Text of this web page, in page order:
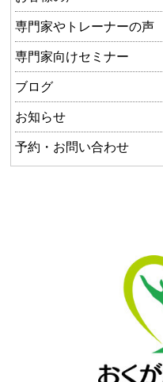
専門家やトレーナーの声
専門家向けセミナー
ブログ
お知らせ
予約・お問い合わせ